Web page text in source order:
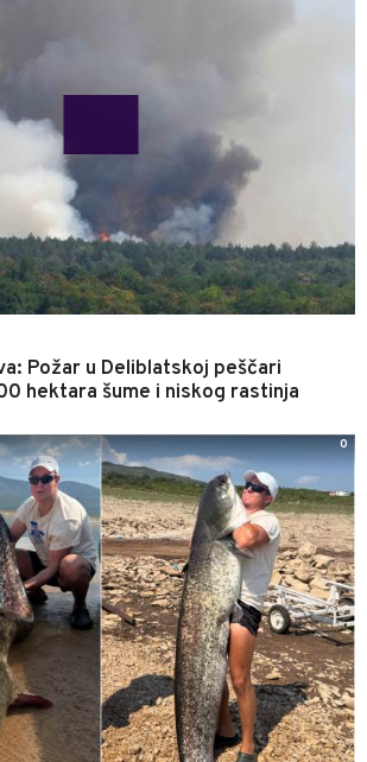
Požar u Deliblatskoj peščari
hektara šume i niskog rastinja
0